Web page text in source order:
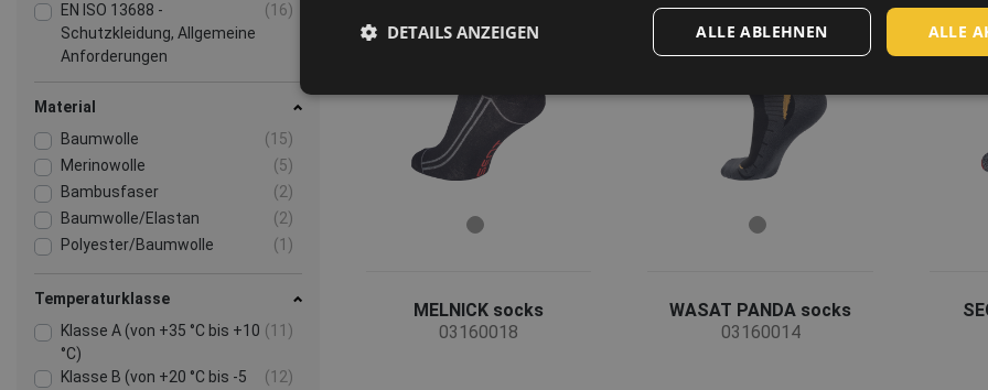
EN ISO 13688 -
Schutzkleidung, Allgemeine
Anforderungen
(16)
Material
Baumwolle
(15)
Merinowolle
(5)
Bambusfaser
(2)
Baumwolle/Elastan
(2)
Polyester/Baumwolle
(1)
Temperaturklasse
Klasse A (von +35 °C bis +10
°C)
(11)
Klasse B (von +20 °C bis -5
(12)
MELNICK socks
03160018
WASAT PANDA socks
03160014
ALLE
ALLE ABLEHNEN
DETAILS ANZEIGEN